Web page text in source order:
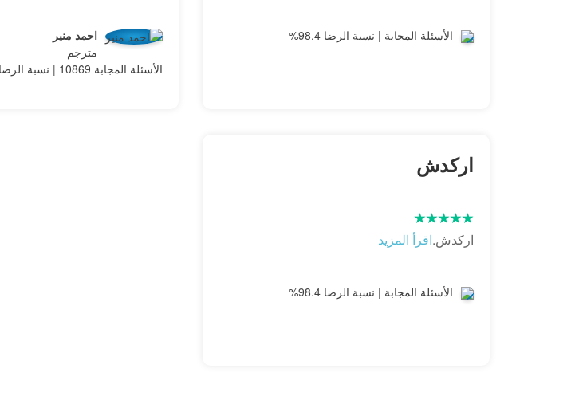
الأسئلة المجابة | نسبة الرضا 98.4%
احمد منير
مترجم
الأسئلة المجابة 10869 | نسبة الرضا 98.8%
اركدش
اركدش.اقرأ المزيد
الأسئلة المجابة | نسبة الرضا 98.4%